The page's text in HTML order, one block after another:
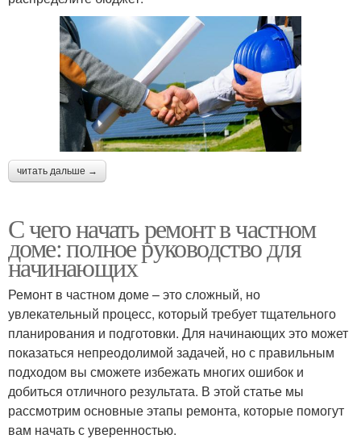
читать дальше →
С чего начать ремонт в частном
доме: полное руководство для
начинающих
Ремонт в частном доме – это сложный, но
увлекательный процесс, который требует тщательного
планирования и подготовки. Для начинающих это может
показаться непреодолимой задачей, но с правильным
подходом вы сможете избежать многих ошибок и
добиться отличного результата. В этой статье мы
рассмотрим основные этапы ремонта, которые помогут
вам начать с уверенностью.